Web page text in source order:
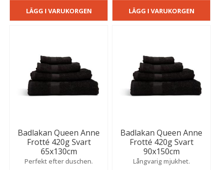
LÄGG I VARUKORGEN LÄGG I VARUKORGEN
Badlakan Queen Anne
Frotté 420g Svart
65x130cm
Perfekt efter duschen.
Badlakan Queen Anne
Frotté 420g Svart
90x150cm
Långvarig mjukhet.